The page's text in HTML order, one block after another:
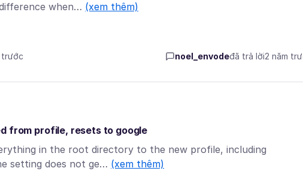
when… (xem thêm)
trước noel_envodeđã trả lời2 năm
from profile, resets to google
in the root directory to the new profile, including
setting does not ge… (xem thêm)